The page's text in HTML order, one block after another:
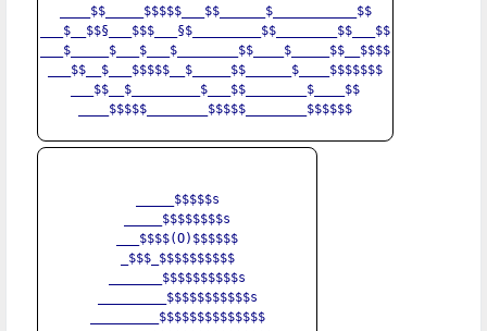
____$$_____$$$$$___$$______$___________$$
___$__$$§___$$$___§$_________$$________$$___$$
___$_____$___$___$________$$____$_____$$__$$$$
___$$__$___$$$$$__$_____$$______$____$$$$$$$
___$$__$_________$___$$________$____$$
____$$$$$________$$$$$________$$$$$$
_____$$$$$s
_____$$$$$$$$s
___$$$$(O)$$$$$$
_$$$_$$$$$$$$$$
_______$$$$$$$$$$s
_________$$$$$$$$$$$s
_________$$$$$$$$$$$$$$